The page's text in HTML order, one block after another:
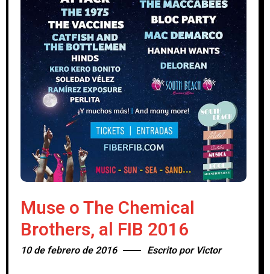
Muse o The Chemical
Brothers, al FIB 2016
10 de febrero de 2016 Escrito por Victor